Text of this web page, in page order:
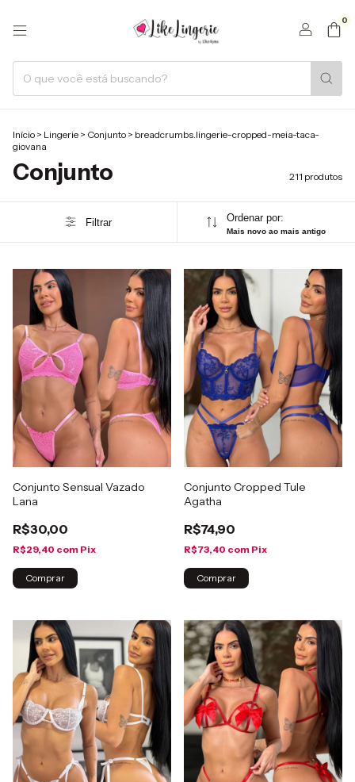
0
Início > Lingerie > Conjunto > breadcrumbs.lingerie-cropped-meia-taca-
giovana
Conjunto 211 produtos
Filtrar Ordenar por:
Mais novo ao mais antigo
Conjunto Sensual Vazado
Lana
R$30,00
R$29,40 com Pix
Comprar
Conjunto Cropped Tule
Agatha
R$74,90
R$73,40 com Pix
Comprar